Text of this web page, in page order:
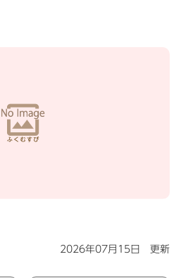
2026年07月15日 更新